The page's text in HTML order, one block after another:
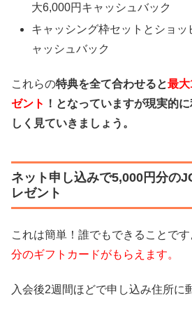
大6,000円キャッシュバック
キャッシング枠セットとショッ
ャッシュバック
これらの特典を全て合わせると最
ゼント ！となっていますが現実的
しく見ていきましょう。
ネット申し込みで5,000円分の
レゼント
これは簡単！誰でもできることです
分のギフトカードがもらえます。
入会後2週間ほどで申し込み住所に